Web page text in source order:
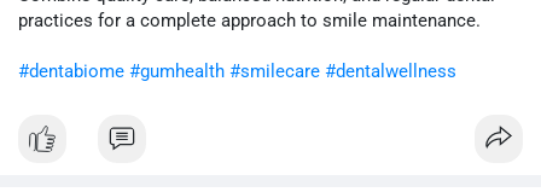
cân nhắc giảm tỷ trọng đòn bẩy và chờ xu hướng rõ ràng trước
practices for a complete approach to smile maintenance.
#dentabiome #gumhealth #smilecare #dentalwellness